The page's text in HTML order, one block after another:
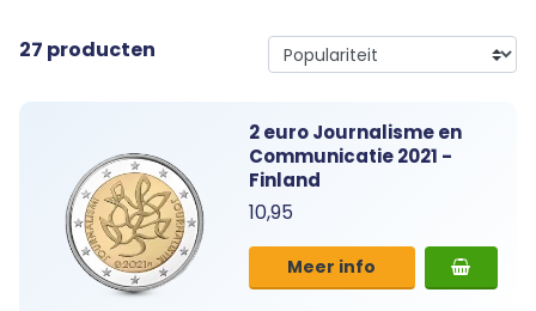
27 producten
2 euro Journalisme en
Communicatie 2021 -
Finland
10,95
Meer info